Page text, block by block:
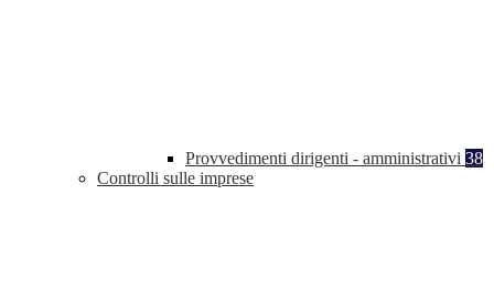
Provvedimenti dirigenti - amministrativi 38
Controlli sulle imprese